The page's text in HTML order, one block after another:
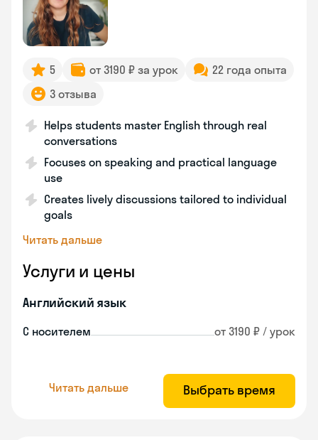
5 от 3190 ₽ за урок
22 года опыта
3 отзыва
Helps students master English through real
conversations
Focuses on speaking and practical language
use
Creates lively discussions tailored to individual
goals
Читать дальше
Услуги и цены
Английский язык
С носителем от 3190 ₽ / урок
Читать дальше Выбрать время